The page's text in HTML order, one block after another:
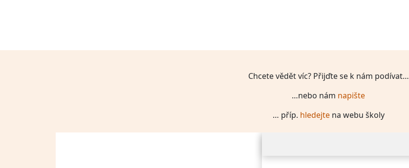
Chcete vědět víc? Přijďte se k nám podívat…
…nebo nám napište
… příp. hledejtena webu školy